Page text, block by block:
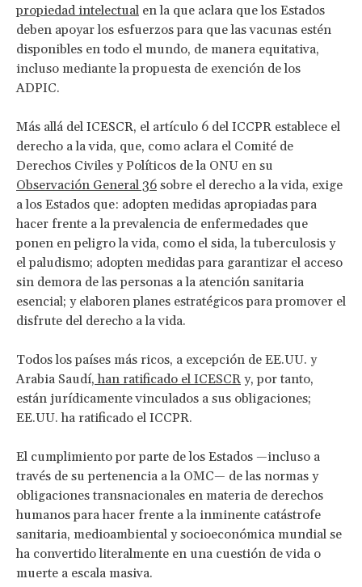
propiedad intelectual en la que aclara que los Estados
deben apoyar los esfuerzos para que las vacunas estén
disponibles en todo el mundo, de manera equitativa,
incluso mediante la propuesta de exención de los
ADPIC.
Más allá del ICESCR, el artículo 6 del ICCPR establece el
derecho a la vida, que, como aclara el Comité de
Derechos Civiles y Políticos de la ONU en su
Observación General 36 sobre el derecho a la vida, exige
a los Estados que: adopten medidas apropiadas para
hacer frente a la prevalencia de enfermedades que
ponen en peligro la vida, como el sida, la tuberculosis y
el paludismo; adopten medidas para garantizar el acceso
sin demora de las personas a la atención sanitaria
esencial; y elaboren planes estratégicos para promover el
disfrute del derecho a la vida.
Todos los países más ricos, a excepción de EE.UU. y
Arabia Saudí, han ratificado el ICESCR y, por tanto,
están jurídicamente vinculados a sus obligaciones;
EE.UU. ha ratificado el ICCPR.
El cumplimiento por parte de los Estados —incluso a
través de su pertenencia a la OMC— de las normas y
obligaciones transnacionales en materia de derechos
humanos para hacer frente a la inminente catástrofe
sanitaria, medioambiental y socioeconómica mundial se
ha convertido literalmente en una cuestión de vida o
muerte a escala masiva.